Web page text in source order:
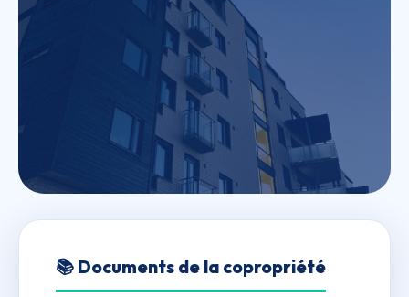
30 ROSES
📚 Documents de la copropriété